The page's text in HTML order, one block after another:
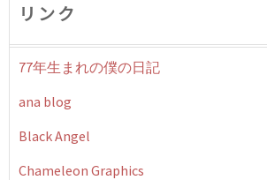
リンク
77年生まれの僕の日記
ana blog
Black Angel
Chameleon Graphics